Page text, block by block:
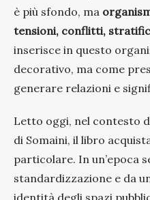
è più sfondo, ma
tensioni, conflitti,
inserisce in questo
decorativo, ma come
generare relazioni e
Letto oggi, nel contesto
di Somaini, il libro
particolare. In un’epoca
standardizzazione e da
identità degli spazi